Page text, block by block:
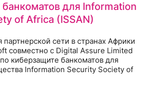
для Information
of Africa (ISSAN)
партнерской сети в странах Африки
совместно с Digital Assure Limited
киберзащите банкоматов для
Information Security Society of